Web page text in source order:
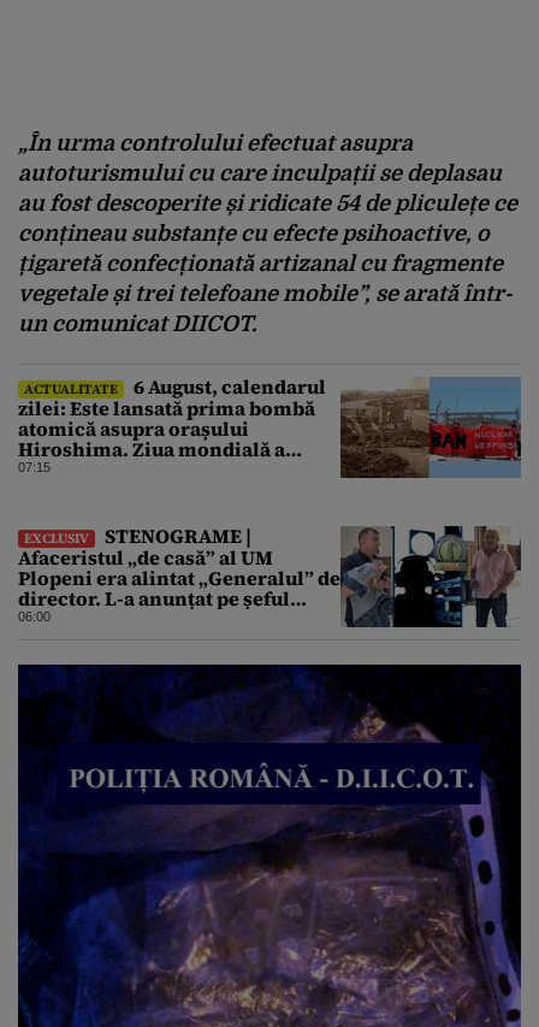
„În urma controlului efectuat asupra
autoturismului cu care inculpații se deplasau
au fost descoperite și ridicate 54 de pliculețe ce
conțineau substanțe cu efecte psihoactive, o
țigaretă confecționată artizanal cu fragmente
vegetale și trei telefoane mobile”, se arată într-
un comunicat DIICOT.
ACTUALITATE
6 August, calendarul
zilei: Este lansată prima bombă
atomică asupra orașului
Hiroshima. Ziua mondială a
luptei pentru interzicerea armei
07:15
EXCLUSIV
STENOGRAME |
Afaceristul „de casă” al UM
Plopeni era alintat „Generalul” de
director. L-a anunțat pe șeful
uzinei că i-a adus „subțireanu,
06:00